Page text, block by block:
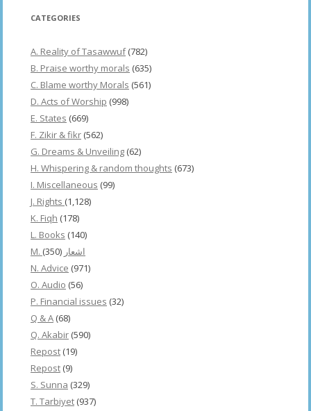
CATEGORIES
A. Reality of Tasawwuf(782)
B. Praise worthy morals (635)
C. Blame worthy Morals (561)
D. Acts of Worship (998)
E. States (669)
F. Zikir & fikr (562)
G. Dreams & Unveiling (62)
H. Whispering & random thoughts (673)
I. Miscellaneous (99)
J. Rights (1,128)
K. Fiqh (178)
L. Books (140)
M. اشعار (350)
N. Advice (971)
O. Audio (56)
P. Financial issues (32)
Q & A (68)
Q. Akabir (590)
Repost (19)
Repost (9)
S. Sunna (329)
T. Tarbiyet (937)